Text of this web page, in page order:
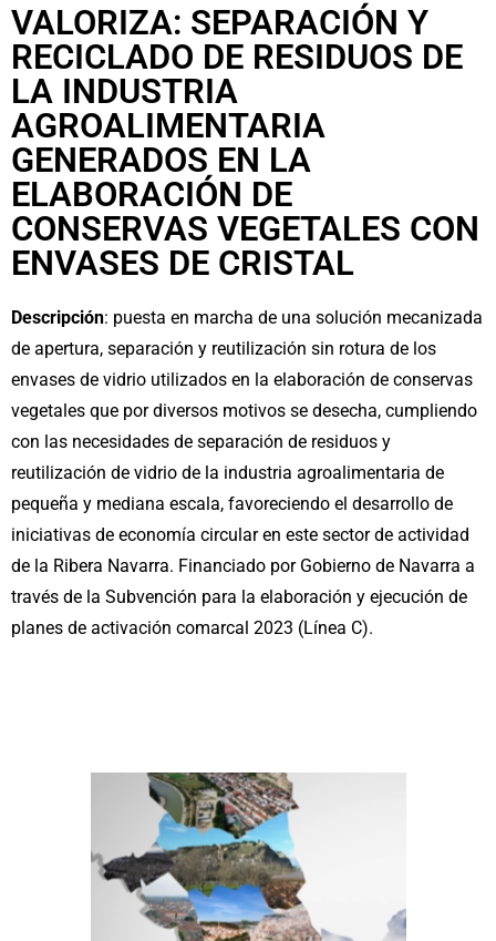
VALORIZA: SEPARACIÓN Y
RECICLADO DE RESIDUOS DE
LA INDUSTRIA
AGROALIMENTARIA
GENERADOS EN LA
ELABORACIÓN DE
CONSERVAS VEGETALES CON
ENVASES DE CRISTAL
Descripción: puesta en marcha de una solución mecanizada
de apertura, separación y reutilización sin rotura de los
envases de vidrio utilizados en la elaboración de conservas
vegetales que por diversos motivos se desecha, cumpliendo
con las necesidades de separación de residuos y
reutilización de vidrio de la industria agroalimentaria de
pequeña y mediana escala, favoreciendo el desarrollo de
iniciativas de economía circular en este sector de actividad
de la Ribera Navarra. Financiado por Gobierno de Navarra a
través de la Subvención para la elaboración y ejecución de
planes de activación comarcal 2023 (Línea C).